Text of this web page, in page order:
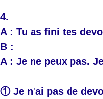
4.
A : Tu as fini tes
B :
A : Je ne peux pas.
① Je n'ai pas de